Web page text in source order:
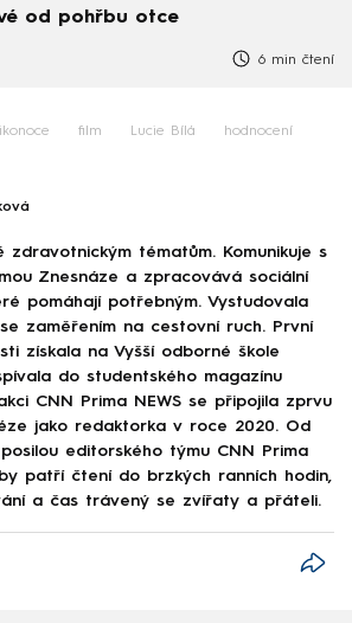
od pohřbu otce
6 min čtení
film Lucie Bílá hodnocení
zdravotnickým tématům. Komunikuje s
Znesnáze a zpracovává sociální
pomáhají potřebným. Vystudovala
zaměřením na cestovní ruch. První
získala na Vyšší odborné škole
do studentského magazínu
CNN Prima NEWS se připojila zprvu
jako redaktorka v roce 2020. Od
editorského týmu CNN Prima
patří čtení do brzkých ranních hodin,
a čas trávený se zvířaty a přáteli.